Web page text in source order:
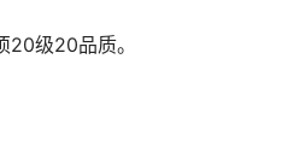
20级20品质。